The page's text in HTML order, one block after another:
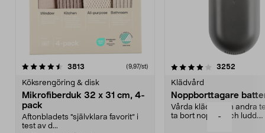
-
3813 (9,97/st)
Köksrengöring & disk
Mikrofiberduk 32 x 31 cm, 4-
pack
Aftonbladets "självklara favorit” i
test av d...
4.0av 5 stjärnor 3252
Klädvård
Noppborttagare
Vårda kläder och andra
ta bort noppor och ludd.
4.5av 5 stjärnor